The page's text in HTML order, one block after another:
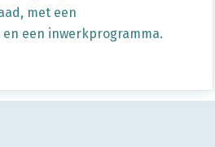
met een
een inwerkprogramma.